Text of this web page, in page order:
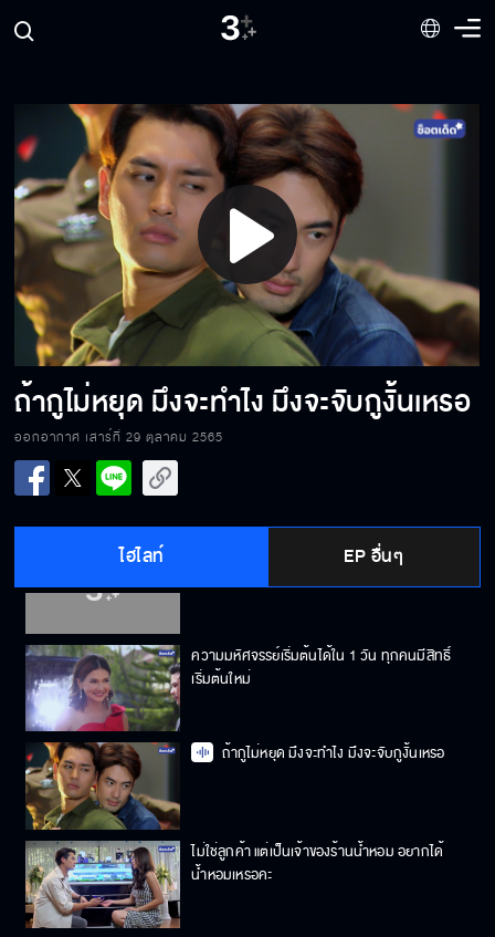
Play
Video
ถ้ากูไม่หยุด มึงจะทำไง มึงจะจับกูงั้นเหรอ
ออกอากาศ เสาร์ที่ 29 ตุลาคม 2565
ไฮไลท์ EP อื่นๆ
เจออีกทีขอเป็นสายลับแล้วกัน
บต.บก. หนูลี มี Content ใหม่แล้ว ฉันจะเป็น
สายลับ
เป็นเด็กเป็นเล็กควรอยู่บ้านอ่านหนังสือ ไม่ใช่
ใจแตกมาผับแบบนี้
ปล่อยผู้หญิงคนนี้ไป เขาไม่เกี่ยว
ความมหัศจรรย์เริ่มต้นได้ใน 1 วัน ทุกคนมีสิทธิ์
เริ่มต้นใหม่
ถ้ากูไม่หยุด มึงจะทำไง มึงจะจับกูงั้นเหรอ
ไม่ใช่ลูกค้า แต่เป็นเจ้าของร้านน้ำหอม อยากได้
น้ำหอมเหรอคะ